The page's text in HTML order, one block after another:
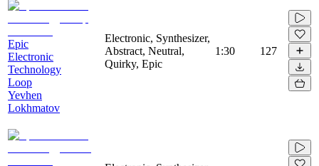
Epic
Electronic
Technology
Loop
Yevhen
Lokhmatov
Electronic, Synthesizer,
Abstract, Neutral,
Quirky, Epic
1:30 127